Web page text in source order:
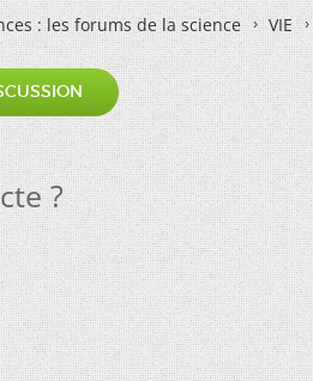
: les forums de la science VIE
?